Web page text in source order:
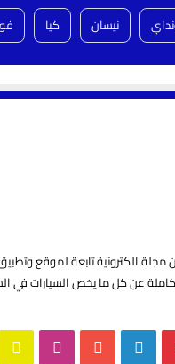
نيسان كيا
مجلة الكترونية تابعة لموقع
عن كل ما يخص السيارات في
بينتيريست لينكدإن ‫YouTube انستقرام